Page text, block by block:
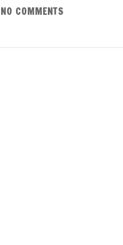
NO COMMENTS